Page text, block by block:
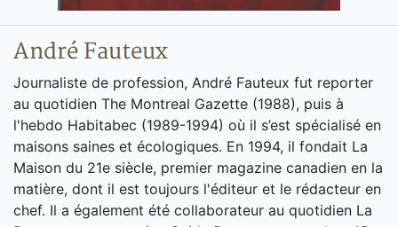
André Fauteux
Journaliste de profession, André Fauteux fut reporter
au quotidien The Montreal Gazette (1988), puis à
l'hebdo Habitabec (1989-1994) où il s’est spécialisé en
maisons saines et écologiques. En 1994, il fondait La
Maison du 21e siècle, premier magazine canadien en la
matière, dont il est toujours l'éditeur et le rédacteur en
chef. Il a également été collaborateur au quotidien La